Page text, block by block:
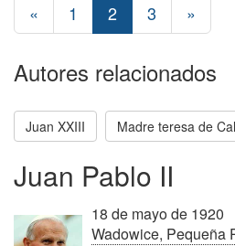
« 1 2 3 »
Autores relacionados
Juan XXIII Madre teresa de
Juan Pablo II
18 de mayo de 1920
Wadowice, Pequeña